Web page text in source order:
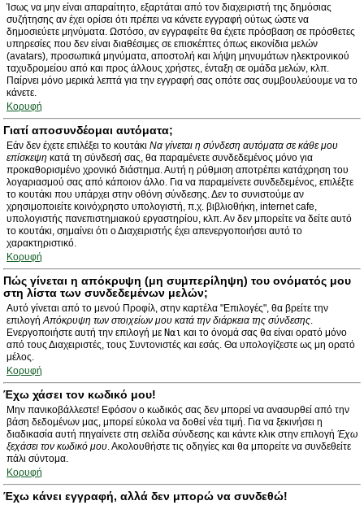
Ίσως να μην είναι απαραίτητο, εξαρτάται από τον διαχειριστή της δημόσιας
συζήτησης αν έχει ορίσει ότι πρέπει να κάνετε εγγραφή ούτως ώστε να
δημοσιεύετε μηνύματα. Ωστόσο, αν εγγραφείτε θα έχετε πρόσβαση σε πρόσθετες
υπηρεσίες που δεν είναι διαθέσιμες σε επισκέπτες όπως εικονίδια μελών
(avatars), προσωπικά μηνύματα, αποστολή και λήψη μηνυμάτων ηλεκτρονικού
ταχυδρομείου από και προς άλλους χρήστες, ένταξη σε ομάδα μελών, κλπ.
Παίρνει μόνο μερικά λεπτά για την εγγραφή σας οπότε σας συμβουλεύουμε να το
κάνετε.
Κορυφή
Γιατί αποσυνδέομαι αυτόματα;
Εάν δεν έχετε επιλέξει το κουτάκι Να γίνεται η σύνδεση αυτόματα σε κάθε μου
επίσκεψη κατά τη σύνδεσή σας, θα παραμένετε συνδεδεμένος μόνο για
προκαθορισμένο χρονικό διάστημα. Αυτή η ρύθμιση αποτρέπει κατάχρηση του
λογαριασμού σας από κάποιον άλλο. Για να παραμείνετε συνδεδεμένος, επιλέξτε
το κουτάκι που υπάρχει στην οθόνη σύνδεσης. Δεν το συνιστούμε αν
χρησιμοποιείτε κοινόχρηστο υπολογιστή, π.χ. βιβλιοθήκη, internet cafe,
υπολογιστής πανεπιστημιακού εργαστηρίου, κλπ. Αν δεν μπορείτε να δείτε αυτό
το κουτάκι, σημαίνει ότι ο Διαχειριστής έχει απενεργοποιήσει αυτό το
χαρακτηριστικό.
Κορυφή
Πώς γίνεται η απόκρυψη (μη συμπερίληψη) του ονόματός μου
στη λίστα των συνδεδεμένων μελών;
Αυτό γίνεται από το μενού Προφίλ, στην καρτέλα "Επιλογές", θα βρείτε την
επιλογήΑπόκρυψη των στοιχείων μου κατά την διάρκεια της σύνδεσης.
Ενεργοποιήστε αυτή την επιλογή με Ναι και το όνομά σας θα είναι ορατό μόνο
από τους Διαχειριστές, τους Συντονιστές και εσάς. Θα υπολογίζεστε ως μη ορατό
μέλος.
Κορυφή
Έχω χάσει τον κωδικό μου!
Μην πανικοβάλλεστε! Εφόσον ο κωδικός σας δεν μπορεί να ανασυρθεί από την
βάση δεδομένων μας, μπορεί εύκολα να δοθεί νέα τιμή. Για να ξεκινήσει η
διαδικασία αυτή πηγαίνετε στη σελίδα σύνδεσης και κάντε κλικ στην επιλογή Έχω
ξεχάσει τον κωδικό μου. Ακολουθήστε τις οδηγίες και θα μπορείτε να συνδεθείτε
πάλι σύντομα.
Κορυφή
Έχω κάνει εγγραφή, αλλά δεν μπορώ να συνδεθώ!